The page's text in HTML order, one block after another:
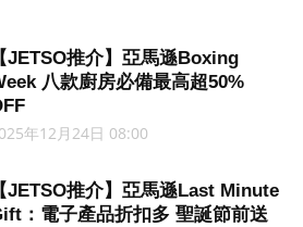
【JETSO推介】亞馬遜Boxing
八款廚房必備最高超50%
年12月24日 08:00
【JETSO推介】亞馬遜Last Minute
：電子產品折扣多 聖誕節前送